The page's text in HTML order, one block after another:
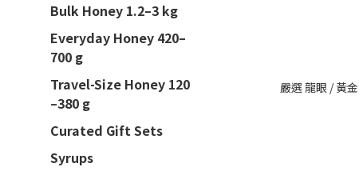
Bulk Honey 1.2–3 kg
Everyday Honey 420–
700 g
Travel-Size Honey 120
–380 g
Curated Gift Sets
Syrups